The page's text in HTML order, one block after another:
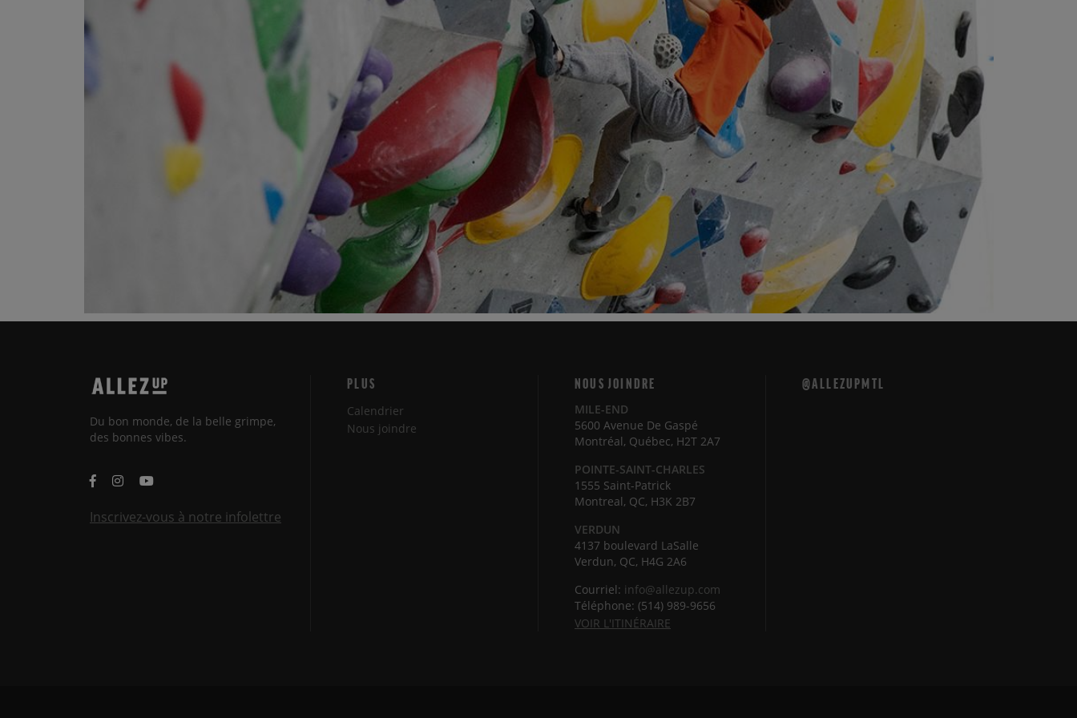
Du bon monde, de la belle grimpe,
des bonnes vibes.
Inscrivez-vous à notre infolettre
PLUS
Calendrier
Nous joindre
NOUS JOINDRE
MILE-END
5600 Avenue De Gaspé
Montréal, Québec, H2T 2A7
POINTE-SAINT-CHARLES
1555 Saint-Patrick
Montreal, QC, H3K 2B7
VERDUN
4137 boulevard LaSalle
Verdun, QC, H4G 2A6
Courriel: info@allezup.com
Téléphone: (514) 989-9656
VOIR L'ITINÉRAIRE
@ALLEZUPMTL